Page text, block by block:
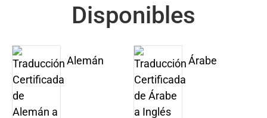
Disponibles
Alemán Árabe